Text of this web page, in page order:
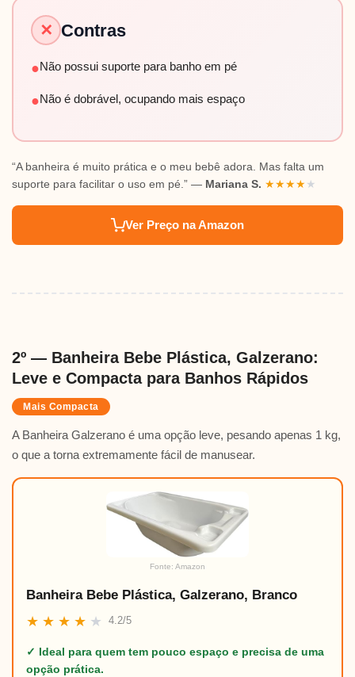
✕ Contras
●Não possui suporte para banho em pé
●Não é dobrável, ocupando mais espaço
“A banheira é muito prática e o meu bebê adora. Mas falta um
suporte para facilitar o uso em pé.” — Mariana S. ★★★★★
Ver Preço na Amazon
2º — Banheira Bebe Plástica, Galzerano:
Leve e Compacta para Banhos Rápidos
Mais Compacta
A Banheira Galzerano é uma opção leve, pesando apenas 1 kg,
o que a torna extremamente fácil de manusear.
Fonte: Amazon
Banheira Bebe Plástica, Galzerano, Branco
★ ★ ★ ★ ★ 4.2/5
✓ Ideal para quem tem pouco espaço e precisa de uma
opção prática.